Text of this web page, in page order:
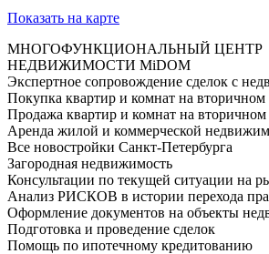
Показать на карте
МНОГОФУНКЦИОНАЛЬНЫЙ ЦЕНТР
НЕДВИЖИМОСТИ MiDOM
Экспертное сопровождение сделок с
Покупка квартир и комнат на
Продажа квартир и комнат на
Аренда жилой и коммерческой
Все новостройки Санкт-Петербурга
Загородная недвижимость
Консультации по текущей ситуации на
Анализ РИСКОВ в истории перехода
Оформление документов на объекты
Подготовка и проведение сделок
Помощь по ипотечному кредитованию